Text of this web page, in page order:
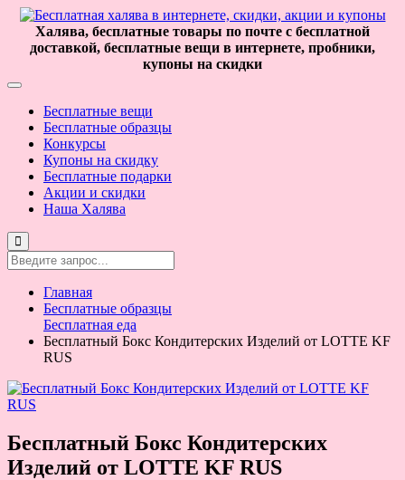
Халява, бесплатные товары по почте с бесплатной
доставкой, бесплатные вещи в интернете, пробники,
купоны на скидки
Бесплатные вещи
Бесплатные образцы
Конкурсы
Купоны на скидку
Бесплатные подарки
Акции и скидки
Наша Халява
Главная
Бесплатные образцы
Бесплатная еда
Бесплатный Бокс Кондитерских Изделий от LOTTE KF
RUS
Бесплатный Бокс Кондитерских
Изделий от LOTTE KF RUS